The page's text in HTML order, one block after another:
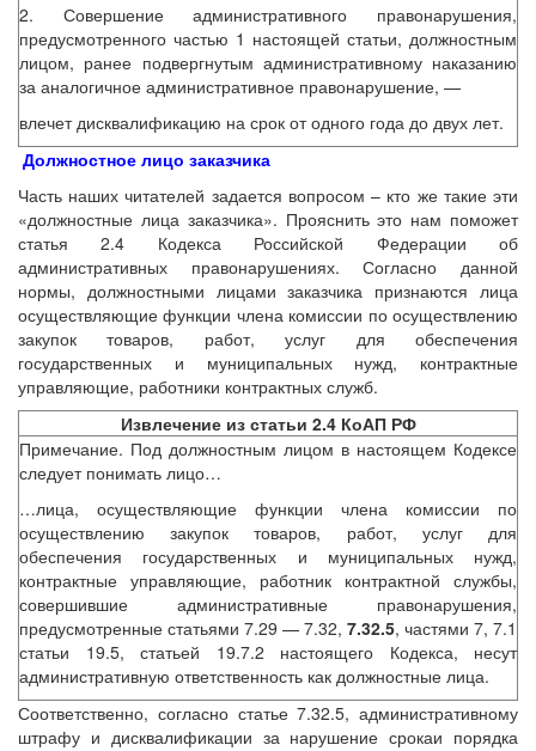
2. Совершение административного правонарушения,
предусмотренного частью 1 настоящей статьи, должностным
лицом, ранее подвергнутым административному наказанию
за аналогичное административное правонарушение, —
влечет дисквалификацию на срок от одного года до двух лет.
Должностное лицо заказчика
Часть наших читателей задается вопросом – кто же такие эти
«должностные лица заказчика». Прояснить это нам поможет
статья 2.4 Кодекса Российской Федерации об
административных правонарушениях. Согласно данной
нормы, должностными лицами заказчика признаются лица
осуществляющие функции члена комиссии по осуществлению
закупок товаров, работ, услуг для обеспечения
государственных и муниципальных нужд, контрактные
управляющие, работники контрактных служб.
Извлечение из статьи 2.4 КоАП РФ
Примечание. Под должностным лицом в настоящем Кодексе
следует понимать лицо…
…лица, осуществляющие функции члена комиссии по
осуществлению закупок товаров, работ, услуг для
обеспечения государственных и муниципальных нужд,
контрактные управляющие, работник контрактной службы,
совершившие административные правонарушения,
предусмотренные статьями 7.29 — 7.32, 7.32.5, частями 7, 7.1
статьи 19.5, статьей 19.7.2 настоящего Кодекса, несут
административную ответственность как должностные лица.
Соответственно, согласно статье 7.32.5, административному
штрафу и дисквалификации за нарушение срокаи порядка